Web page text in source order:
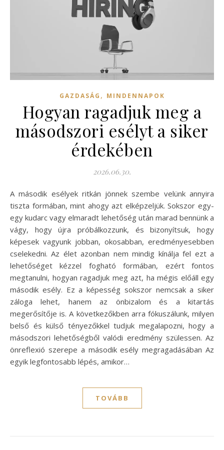
GAZDASÁG , MINDENNAPOK
Hogyan ragadjuk meg a
másodszori esélyt a siker
érdekében
2026.06.30.
A második esélyek ritkán jönnek szembe velünk annyira
tiszta formában, mint ahogy azt elképzeljük. Sokszor egy-
egy kudarc vagy elmaradt lehetőség után marad bennünk a
vágy, hogy újra próbálkozzunk, és bizonyítsuk, hogy
képesek vagyunk jobban, okosabban, eredményesebben
cselekedni. Az élet azonban nem mindig kínálja fel ezt a
lehetőséget kézzel fogható formában, ezért fontos
megtanulni, hogyan ragadjuk meg azt, ha mégis előáll egy
második esély. Ez a képesség sokszor nemcsak a siker
záloga lehet, hanem az önbizalom és a kitartás
megerősítője is. A következőkben arra fókuszálunk, milyen
belső és külső tényezőkkel tudjuk megalapozni, hogy a
másodszori lehetőségből valódi eredmény szülessen. Az
önreflexió szerepe a második esély megragadásában Az
egyik legfontosabb lépés, amikor…
TOVÁBB